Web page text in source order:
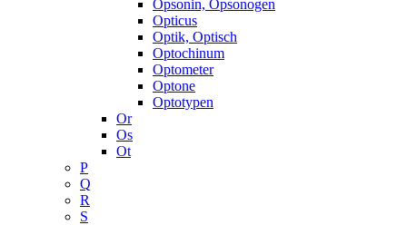
Opsonin, Opsonogen
Opticus
Optik, Optisch
Optochinum
Optometer
Optone
Optotypen
Or
Os
Ot
P
Q
R
S